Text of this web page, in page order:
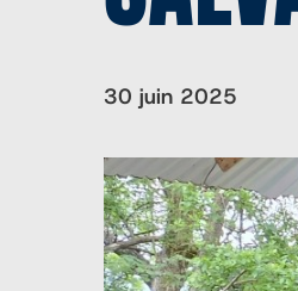
30 juin 2025